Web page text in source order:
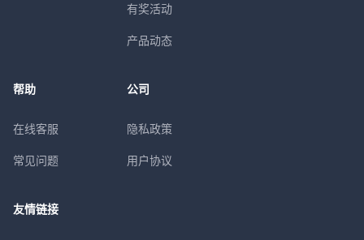
有奖活动
产品动态
帮助
在线客服
常见问题
公司
隐私政策
用户协议
友情链接